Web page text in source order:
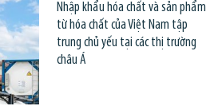
Nhập khẩu hóa chất và sản phẩm
từ hóa chất của Việt Nam tập
trung chủ yếu tại các thị trường
châu Á